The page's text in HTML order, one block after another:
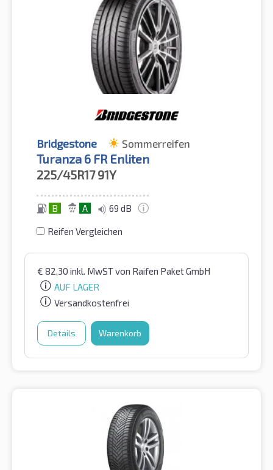
Bridgestone Sommerreifen
Turanza 6 FR Enliten
225/45R17 91Y
B A 69 dB
Reifen Vergleichen
€ 82,30 inkl. MwSTvon Raifen Paket GmbH
AUF LAGER
Versandkostenfrei
Details Warenkorb